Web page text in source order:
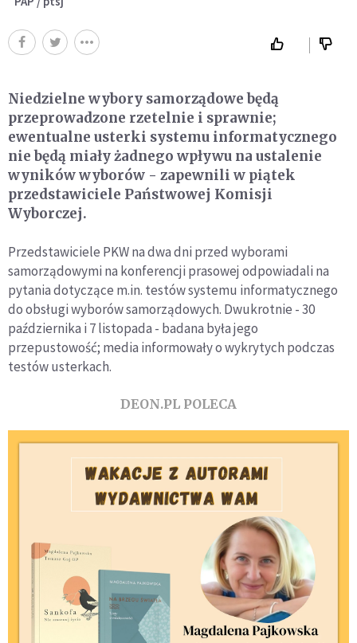
Niedzielne wybory samorządowe będą
przeprowadzone rzetelnie i sprawnie;
ewentualne usterki systemu informatycznego
nie będą miały żadnego wpływu na ustalenie
wyników wyborów - zapewnili w piątek
przedstawiciele Państwowej Komisji
Wyborczej.
Przedstawiciele PKW na dwa dni przed wyborami
samorządowymi na konferencji prasowej odpowiadali na
pytania dotyczące m.in. testów systemu informatycznego
do obsługi wyborów samorządowych. Dwukrotnie - 30
października i 7 listopada - badana była jego
przepustowość; media informowały o wykrytych podczas
testów usterkach.
DEON.PL POLECA